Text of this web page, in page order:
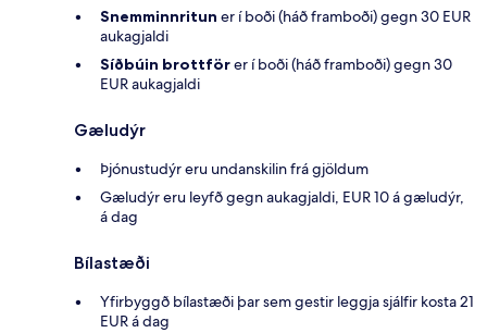
Snemminnritun er í boði (háð framboði) gegn 30 EUR
aukagjaldi
Síðbúin brottförer í boði (háð framboði) gegn 30
EUR aukagjaldi
Gæludýr
Þjónustudýr eru undanskilin frá gjöldum
Gæludýr eru leyfð gegn aukagjaldi, EUR 10 á gæludýr,
á dag
Bílastæði
Yfirbyggð bílastæði þar sem gestir leggja sjálfir kosta 21
EUR á dag